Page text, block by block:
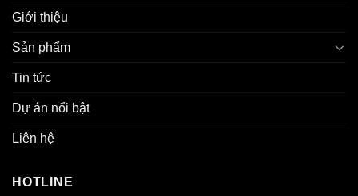
Giới thiệu
Sản phẩm
Tin tức
Dự án nổi bật
Liên hệ
HOTLINE